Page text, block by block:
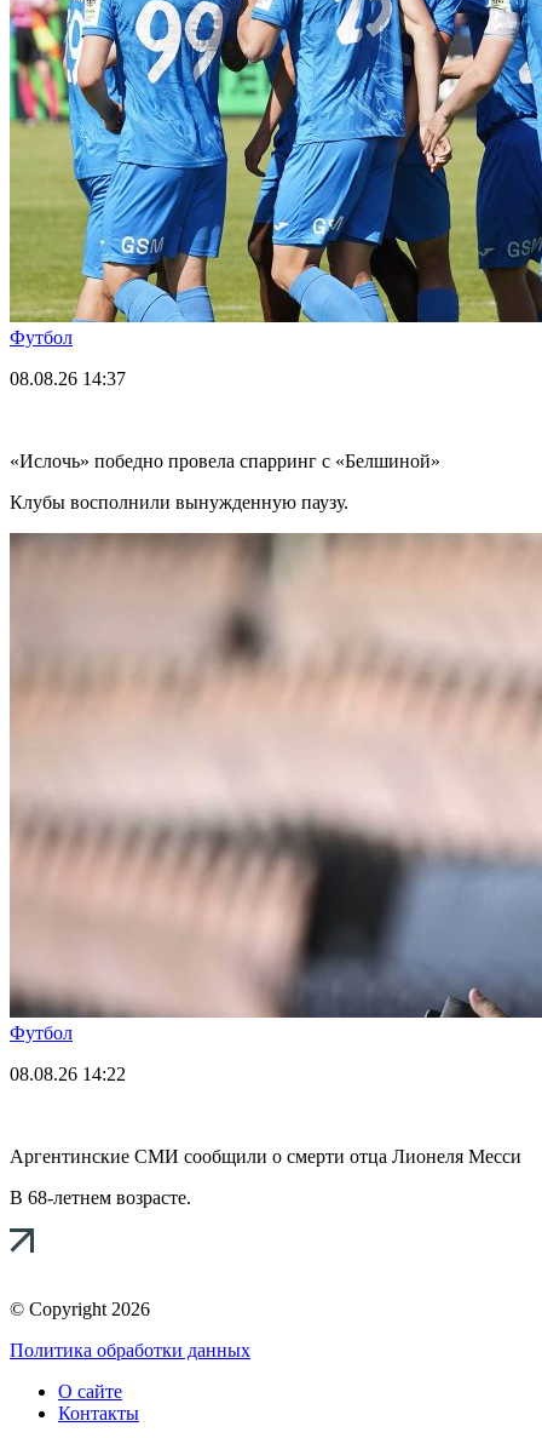
Футбол
08.08.26 14:37
«Ислочь» победно провела спарринг с «Белшиной»
Клубы восполнили вынужденную паузу.
Футбол
08.08.26 14:22
Аргентинские СМИ сообщили о смерти отца Лионеля Месси
В 68-летнем возрасте.
© Copyright 2026
Политика обработки данных
О сайте
Контакты